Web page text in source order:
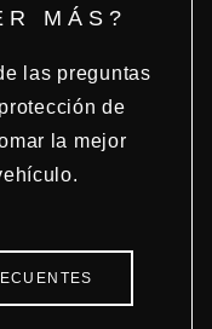
MÁS?
las preguntas
de
la mejor